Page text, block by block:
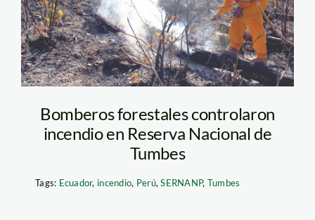
Bomberos forestales controlaron
incendio en Reserva Nacional de
Tumbes
Tags: Ecuador, incendio, Perú,SERNANP, Tumbes